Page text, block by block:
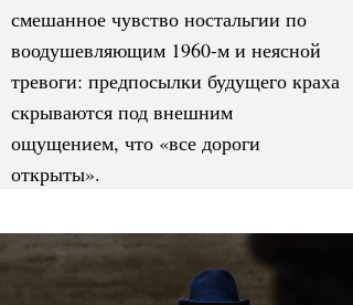
смешанное чувство ностальгии по
воодушевляющим 1960-м и неясной
тревоги: предпосылки будущего краха
скрываются под внешним
ощущением, что «все дороги
открыты».